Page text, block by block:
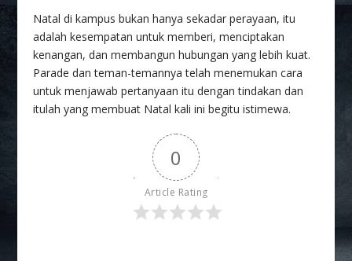
Natal di kampus bukan hanya sekadar perayaan, itu
adalah kesempatan untuk memberi, menciptakan
kenangan, dan membangun hubungan yang lebih kuat.
Parade dan teman-temannya telah menemukan cara
untuk menjawab pertanyaan itu dengan tindakan dan
itulah yang membuat Natal kali ini begitu istimewa.
0
Article Rating